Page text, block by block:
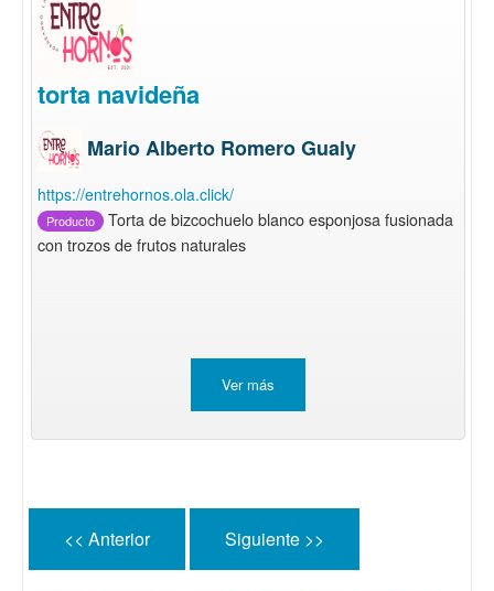
torta navideña
Mario Alberto Romero Gualy
https://entrehornos.ola.click/
Producto
Torta de bizcochuelo blanco esponjosa fusionada
con trozos de frutos naturales
Ver más
<< Anterior Siguiente >>